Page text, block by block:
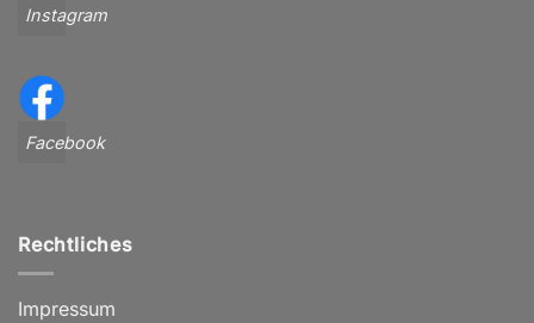
Instagram
Facebook
Rechtliches
Impressum